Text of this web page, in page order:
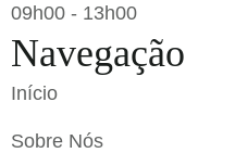
09h00 - 13h00
Navegação
Início
Sobre Nós